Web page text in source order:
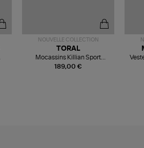
NOUVELLE COLLECTION
189,00 €
TORAL
Mocassins Killian Sport
Mousse